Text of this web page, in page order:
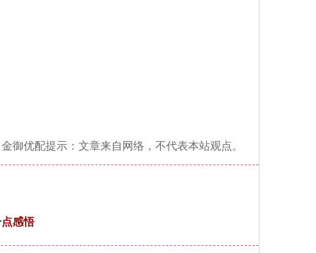
金御优配提示：文章来自网络，不代表本站观点。
感悟